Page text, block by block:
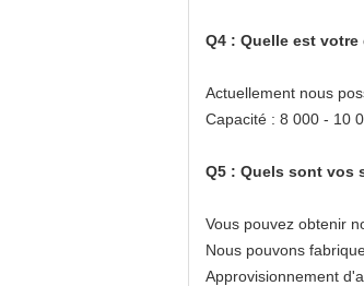
Q4 : Quelle est
Actuellement nous
Capacité : 8 000 - 10
Q5 : Quels sont vos
Vous pouvez obtenir
Nous pouvons
Approvisionnement